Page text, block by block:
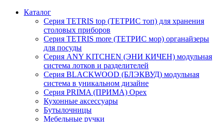
Каталог
Серия TETRIS top (ТЕТРИС топ) для хранения
столовых приборов
Серия TETRIS more (ТЕТРИС мор) органайзеры
для посуды
Серия ANY KITCHEN (ЭНИ КИЧЕН) модульная
система лотков и разделителей
Серия BLACKWOOD (БЛЭКВУД) модульная
система в уникальном дизайне
Серия PRIMA (ПРИМА) Орех
Кухонные аксессуары
Бутылочницы
Мебельные ручки